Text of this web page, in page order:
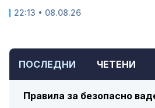
ПОСЛЕДНИ ЧЕТЕНИ
Правила за безопасно
22:13 • 08.08.26